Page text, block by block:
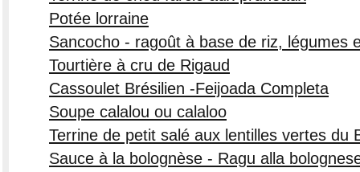
Potée lorraine
Sancocho - ragoût à base de riz, légumes
Tourtière à cru de Rigaud
Cassoulet Brésilien -Feijoada Completa
Soupe calalou ou calaloo
Terrine de petit salé aux lentilles vertes du
Sauce à la bolognèse - Ragu alla